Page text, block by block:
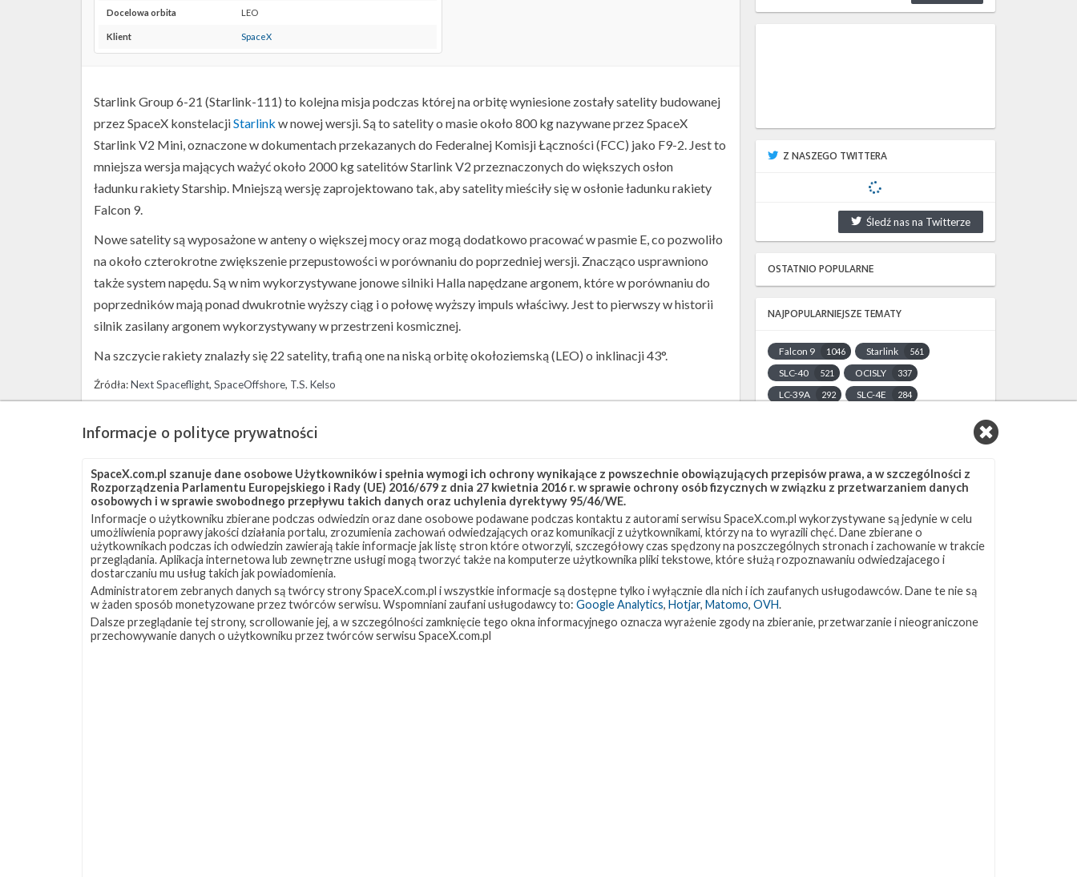
Docelowa orbita LEO
Klient SpaceX
Starlink Group 6-21 (Starlink-111) to kolejna misja podczas której na orbitę wyniesione zostały satelity budowanej
przez SpaceX konstelacjiStarlink w nowej wersji. Są to satelity o masie około 800 kg nazywane przez SpaceX
Starlink V2 Mini, oznaczone w dokumentach przekazanych do Federalnej Komisji Łączności (FCC) jako F9-2. Jest to
mniejsza wersja mających ważyć około 2000 kg satelitów Starlink V2 przeznaczonych do większych osłon
ładunku rakiety Starship. Mniejszą wersję zaprojektowano tak, aby satelity mieściły się w osłonie ładunku rakiety
Falcon 9.
Nowe satelity są wyposażone w anteny o większej mocy oraz mogą dodatkowo pracować w pasmie E, co pozwoliło
na około czterokrotne zwiększenie przepustowości w porównaniu do poprzedniej wersji. Znacząco usprawniono
także system napędu. Są w nim wykorzystywane jonowe silniki Halla napędzane argonem, które w porównaniu do
poprzedników mają ponad dwukrotnie wyższy ciąg i o połowę wyższy impuls właściwy. Jest to pierwszy w historii
silnik zasilany argonem wykorzystywany w przestrzeni kosmicznej.
Na szczycie rakiety znalazły się 22 satelity, trafią one na niską orbitę okołoziemską (LEO) o inklinacji 43°.
Źródła:Next Spaceflight, SpaceOffshore, T.S. Kelso
Szukaj po tematach
Z NASZEGO TWITTERA
Śledź nas na Twitterze
OSTATNIO POPULARNE
NAJPOPULARNIEJSZE TEMATY
Falcon 9 1046 Starlink 561
SLC-40 521 OCISLY 337
LC-39A 292 SLC-4E 284
Starship 107 Landing Zone 1 96
ZAPRZYJAŹNIONE STRONY
Kosmogadka
Kosmiczna Propaganda
Informacje o polityce prywatności
SpaceX.com.pl szanuje dane osobowe Użytkowników i spełnia wymogi ich ochrony wynikające z powszechnie obowiązujących przepisów prawa, a w szczególności z
Rozporządzenia Parlamentu Europejskiego i Rady (UE) 2016/679 z dnia 27 kwietnia 2016 r. w sprawie ochrony osób fizycznych w związku z przetwarzaniem danych
osobowych i w sprawie swobodnego przepływu takich danych oraz uchylenia dyrektywy 95/46/WE.
Informacje o użytkowniku zbierane podczas odwiedzin oraz dane osobowe podawane podczas kontaktu z autorami serwisu SpaceX.com.pl wykorzystywane są jedynie w celu
umożliwienia poprawy jakości działania portalu, zrozumienia zachowań odwiedzających oraz komunikacji z użytkownikami, którzy na to wyrazili chęć. Dane zbierane o
użytkownikach podczas ich odwiedzin zawierają takie informacje jak listę stron które otworzyli, szczegółowy czas spędzony na poszczególnych stronach i zachowanie w trakcie
przeglądania. Aplikacja internetowa lub zewnętrzne usługi mogą tworzyć także na komputerze użytkownika pliki tekstowe, które służą rozpoznawaniu odwiedzajacego i
dostarczaniu mu usług takich jak powiadomienia.
Administratorem zebranych danych są twórcy strony SpaceX.com.pl i wszystkie informacje są dostępne tylko i wyłącznie dla nich i ich zaufanych usługodawców. Dane te nie są
w żaden sposób monetyzowane przez twórców serwisu. Wspomniani zaufani usługodawcy to: Google Analytics, Hotjar, Matomo, OVH.
Dalsze przeglądanie tej strony, scrollowanie jej, a w szczególności zamknięcie tego okna informacyjnego oznacza wyrażenie zgody na zbieranie, przetwarzanie i nieograniczone
przechowywanie danych o użytkowniku przez twórców serwisu SpaceX.com.pl